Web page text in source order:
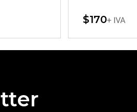
$170+ IVA